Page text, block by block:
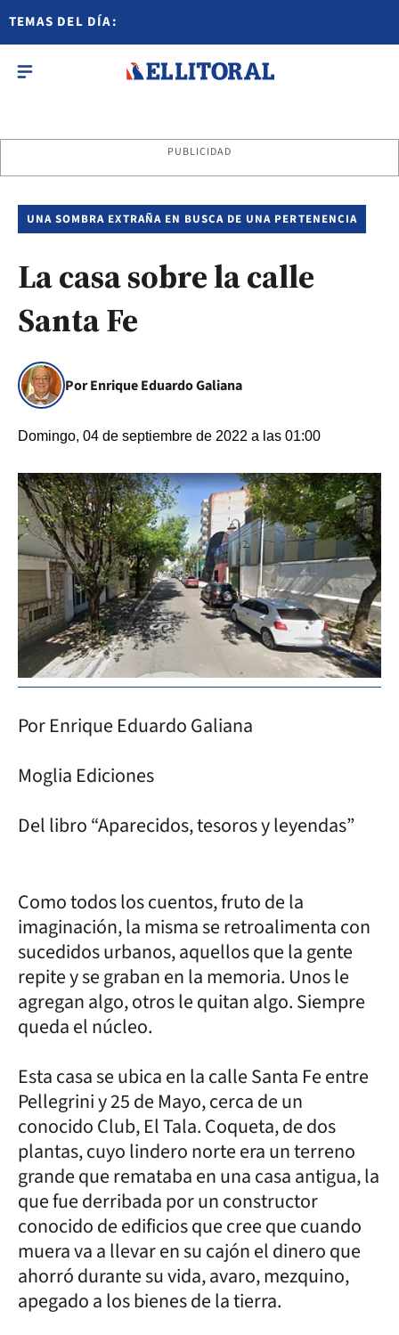
TEMAS DEL DÍA:
PUBLICIDAD
UNA SOMBRA EXTRAÑA EN BUSCA DE UNA PERTENENCIA
La casa sobre la calle
Santa Fe
Por Enrique Eduardo Galiana
Domingo, 04 de septiembre de 2022 a las 01:00
Por Enrique Eduardo Galiana
Moglia Ediciones
Del libro “Aparecidos, tesoros y leyendas”
Como todos los cuentos, fruto de la
imaginación, la misma se retroalimenta con
sucedidos urbanos, aquellos que la gente
repite y se graban en la memoria. Unos le
agregan algo, otros le quitan algo. Siempre
queda el núcleo.
Esta casa se ubica en la calle Santa Fe entre
Pellegrini y 25 de Mayo, cerca de un
conocido Club, El Tala. Coqueta, de dos
plantas, cuyo lindero norte era un terreno
grande que remataba en una casa antigua, la
que fue derribada por un constructor
conocido de edificios que cree que cuando
muera va a llevar en su cajón el dinero que
ahorró durante su vida, avaro, mezquino,
apegado a los bienes de la tierra.